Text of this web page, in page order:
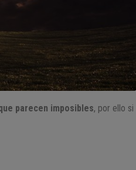
parecen imposibles, por ello si